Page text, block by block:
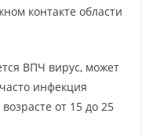
контакте области
ВПЧ вирус, может
инфекция
от 15 до 25